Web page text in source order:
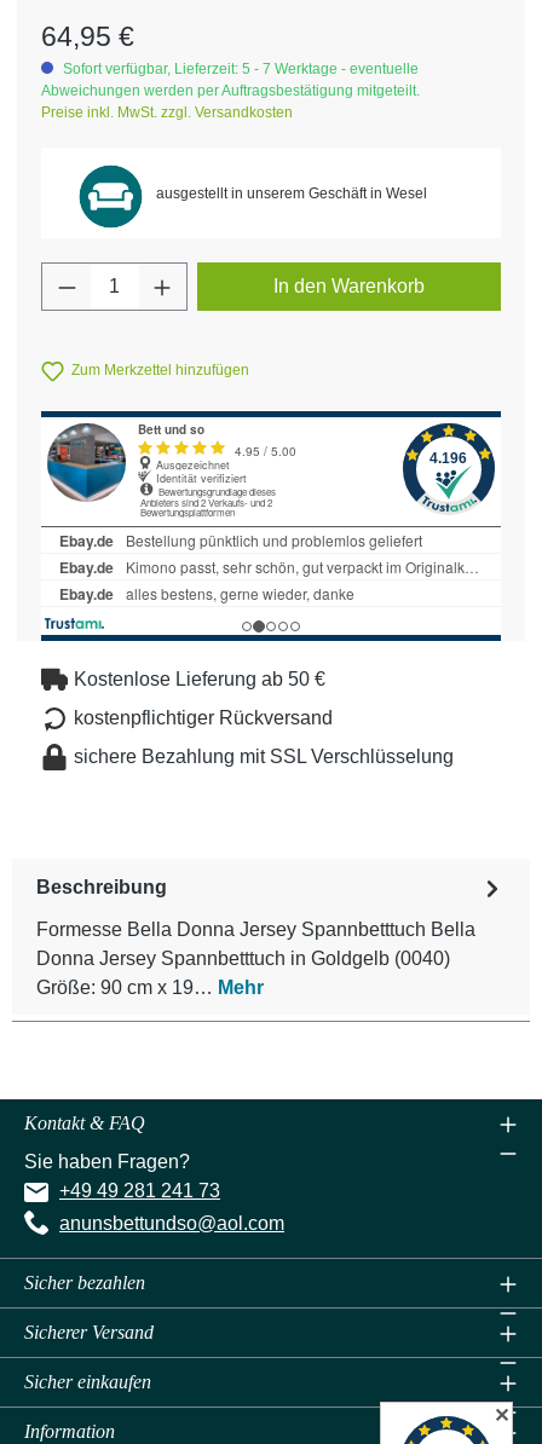
Regulärer Preis:
64,95 €
Sofort verfügbar, Lieferzeit: 5 - 7 Werktage - eventuelle
Abweichungen werden per Auftragsbestätigung mitgeteilt.
Preise inkl. MwSt. zzgl. Versandkosten
ausgestellt in unserem Geschäft in Wesel
Produkt Anzahl: Gib den gewünschten
In den Warenkorb
Zum Merkzettel hinzufügen
Kostenlose Lieferung ab 50 €
kostenpflichtiger Rückversand
sichere Bezahlung mit SSL Verschlüsselung
Beschreibung
Formesse Bella Donna Jersey Spannbetttuch Bella
Donna Jersey Spannbetttuch in Goldgelb (0040)
Größe: 90 cm x 19… Mehr
Kontakt & FAQ
Sie haben Fragen?
+49 49 281 241 73
anunsbettundso@aol.com
Sicher bezahlen
Sicherer Versand
Sicher einkaufen
Information
✕